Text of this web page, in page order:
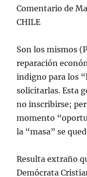
Comentario de
CHILE
Son los mismos
reparación
indigno para los
solicitarlas. Esta
no inscribirse;
momento
la “masa” se
Resulta extraño
Demócrata